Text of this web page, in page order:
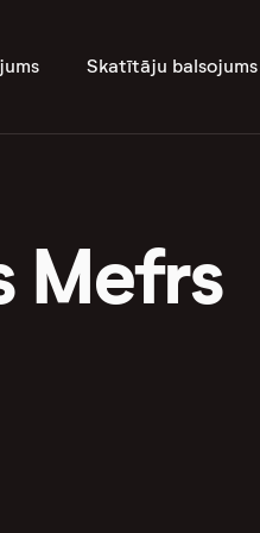
Skatītāju
Mefrs